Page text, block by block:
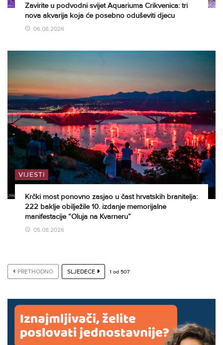
Zavirite u podvodni svijet Aquariuma Crikvenica: tri
nova akvarija koja će posebno oduševiti djecu
06.08.2026
VIJESTI
Krčki most ponovno zasjao u čast hrvatskih branitelja:
222 baklje obilježile 10. izdanje memorijalne
manifestacije “Oluja na Kvarneru”
05.08.2026
PRETHODNO SLJEDEĆE 1 od 507